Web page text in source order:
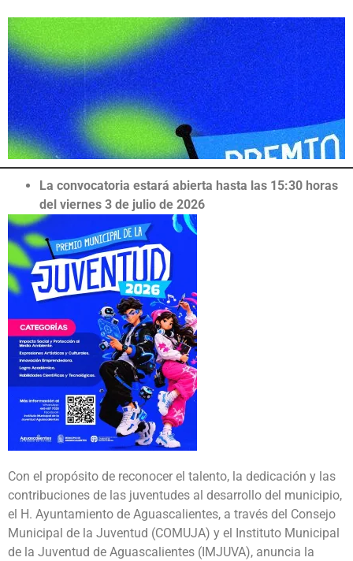
La convocatoria estará abierta hasta las 15:30 horas
del viernes 3 de julio de 2026
Con el propósito de reconocer el talento, la dedicación y las
contribuciones de las juventudes al desarrollo del municipio,
el H. Ayuntamiento de Aguascalientes, a través del Consejo
Municipal de la Juventud (COMUJA) y el Instituto Municipal
de la Juventud de Aguascalientes (IMJUVA), anuncia la